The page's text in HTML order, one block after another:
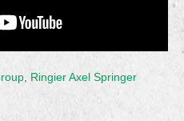
Ringier Axel Springer